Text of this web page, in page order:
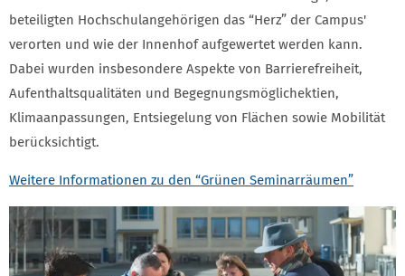
beteiligten Hochschulangehörigen das “Herz” der Campus'
verorten und wie der Innenhof aufgewertet werden kann.
Dabei wurden insbesondere Aspekte von Barrierefreiheit,
Aufenthaltsqualitäten und Begegnungsmöglichektien,
Klimaanpassungen, Entsiegelung von Flächen sowie Mobilität
berücksichtigt.
Weitere Informationen zu den “Grünen Seminarräumen”